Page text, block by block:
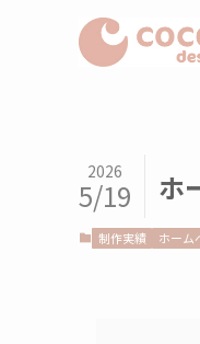
ホ
2026
5/19
制作実績 ホーム